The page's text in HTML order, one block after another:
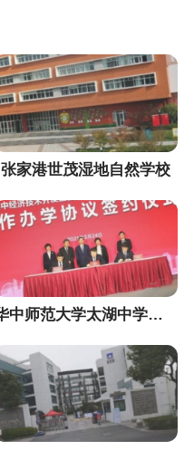
张家港世茂湿地自然学校
华中师范大学太湖中学（暂定名）